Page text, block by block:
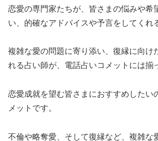
恋愛の専門家たちが、皆さまの悩みや希
い、的確なアドバイスや予言をしてくれ
複雑な愛の問題に寄り添い、復縁に向け
れる占い師が、電話占いコメットには揃
恋愛成就を望む皆さまにおすすめしたい
メットです。
不倫や略奪愛、そして復縁など、複雑な